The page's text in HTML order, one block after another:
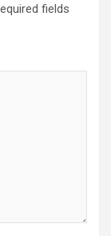
fields